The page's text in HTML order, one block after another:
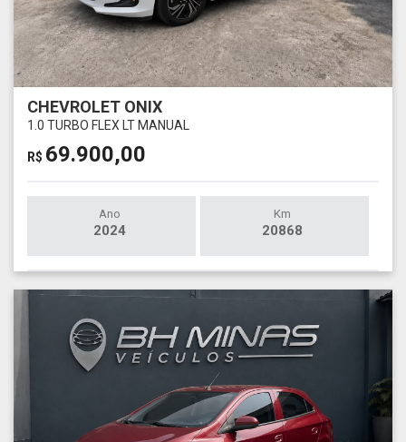
CHEVROLET ONIX
1.0 TURBO FLEX LT MANUAL
R$ 69.900,00
Ano
2024
Km
20868